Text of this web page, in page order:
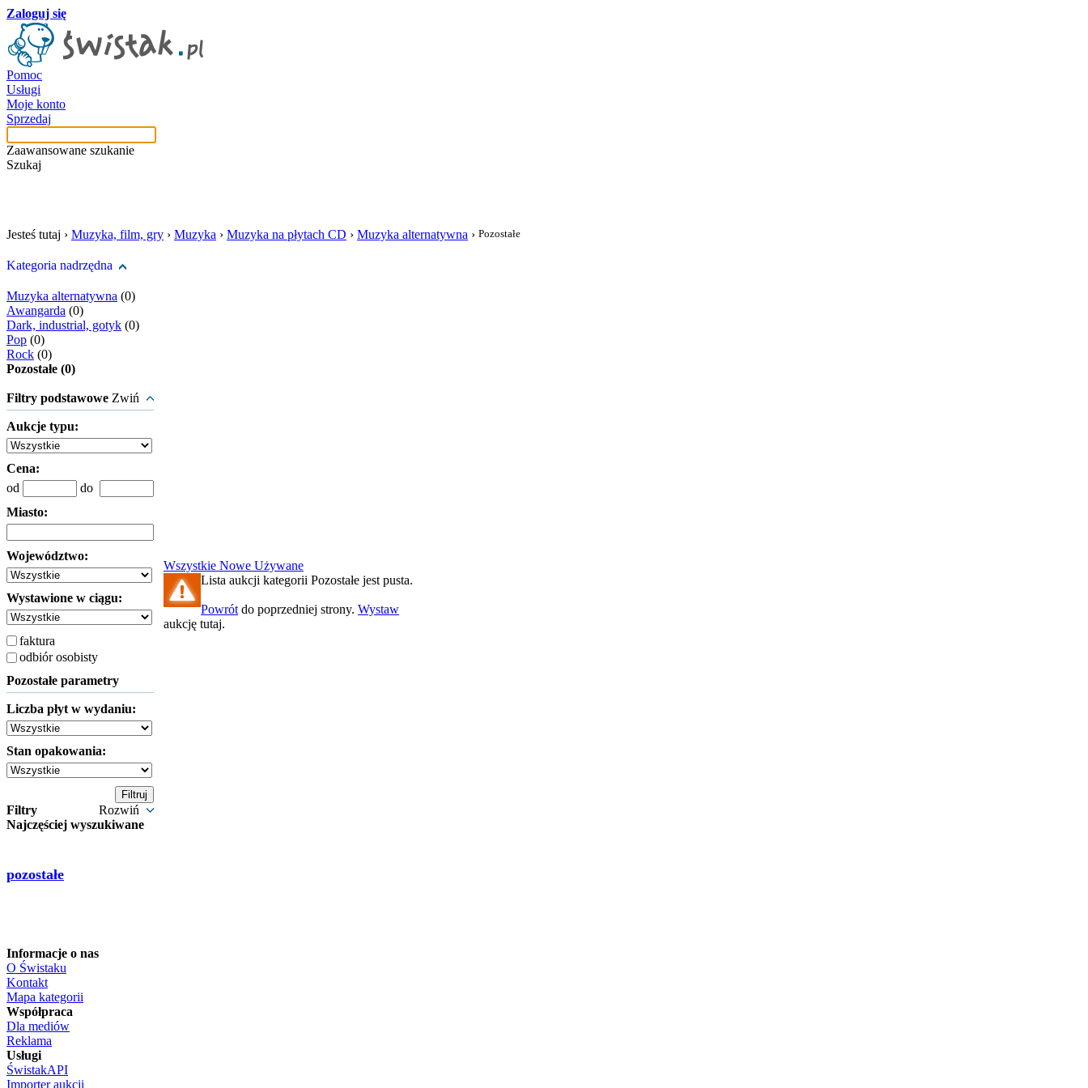
Zaloguj się
Pomoc
Usługi
Moje konto
Sprzedaj
Zaawansowane szukanie
Szukaj
Jesteś tutaj › Muzyka, film, gry › Muzyka › Muzyka na płytach CD › Muzyka alternatywna › Pozostałe
Kategoria nadrzędna
Muzyka alternatywna (0)
Awangarda (0)
Dark, industrial, gotyk (0)
Pop (0)
Rock (0)
Pozostałe (0)
Filtry podstawowe Zwiń
Aukcje typu:
Cena:
od
do
Miasto:
Województwo:
Wystawione w ciągu:
faktura
odbiór osobisty
Pozostałe parametry
Liczba płyt w wydaniu:
Stan opakowania:
Filtry
Rozwiń
Najczęściej wyszukiwane
pozostałe
Wszystkie Nowe Używane
Lista aukcji kategorii Pozostałe jest pusta.
Powrót do poprzedniej strony. Wystaw
aukcję tutaj.
Informacje o nas
O Świstaku
Kontakt
Mapa kategorii
Współpraca
Dla mediów
Reklama
Usługi
ŚwistakAPI
Importer aukcji